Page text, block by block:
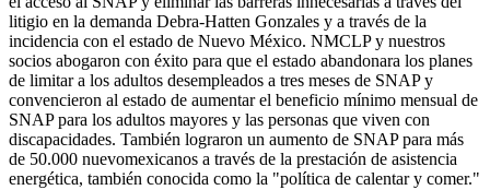
litigio en la demanda Debra-Hatten Gonzales y a través de la
incidencia con el estado de Nuevo México. NMCLP y nuestros
socios abogaron con éxito para que el estado abandonara los planes
de limitar a los adultos desempleados a tres meses de SNAP y
convencieron al estado de aumentar el beneficio mínimo mensual de
SNAP para los adultos mayores y las personas que viven con
discapacidades. También lograron un aumento de SNAP para más
de 50.000 nuevomexicanos a través de la prestación de asistencia
energética, también conocida como la "política de calentar y comer."